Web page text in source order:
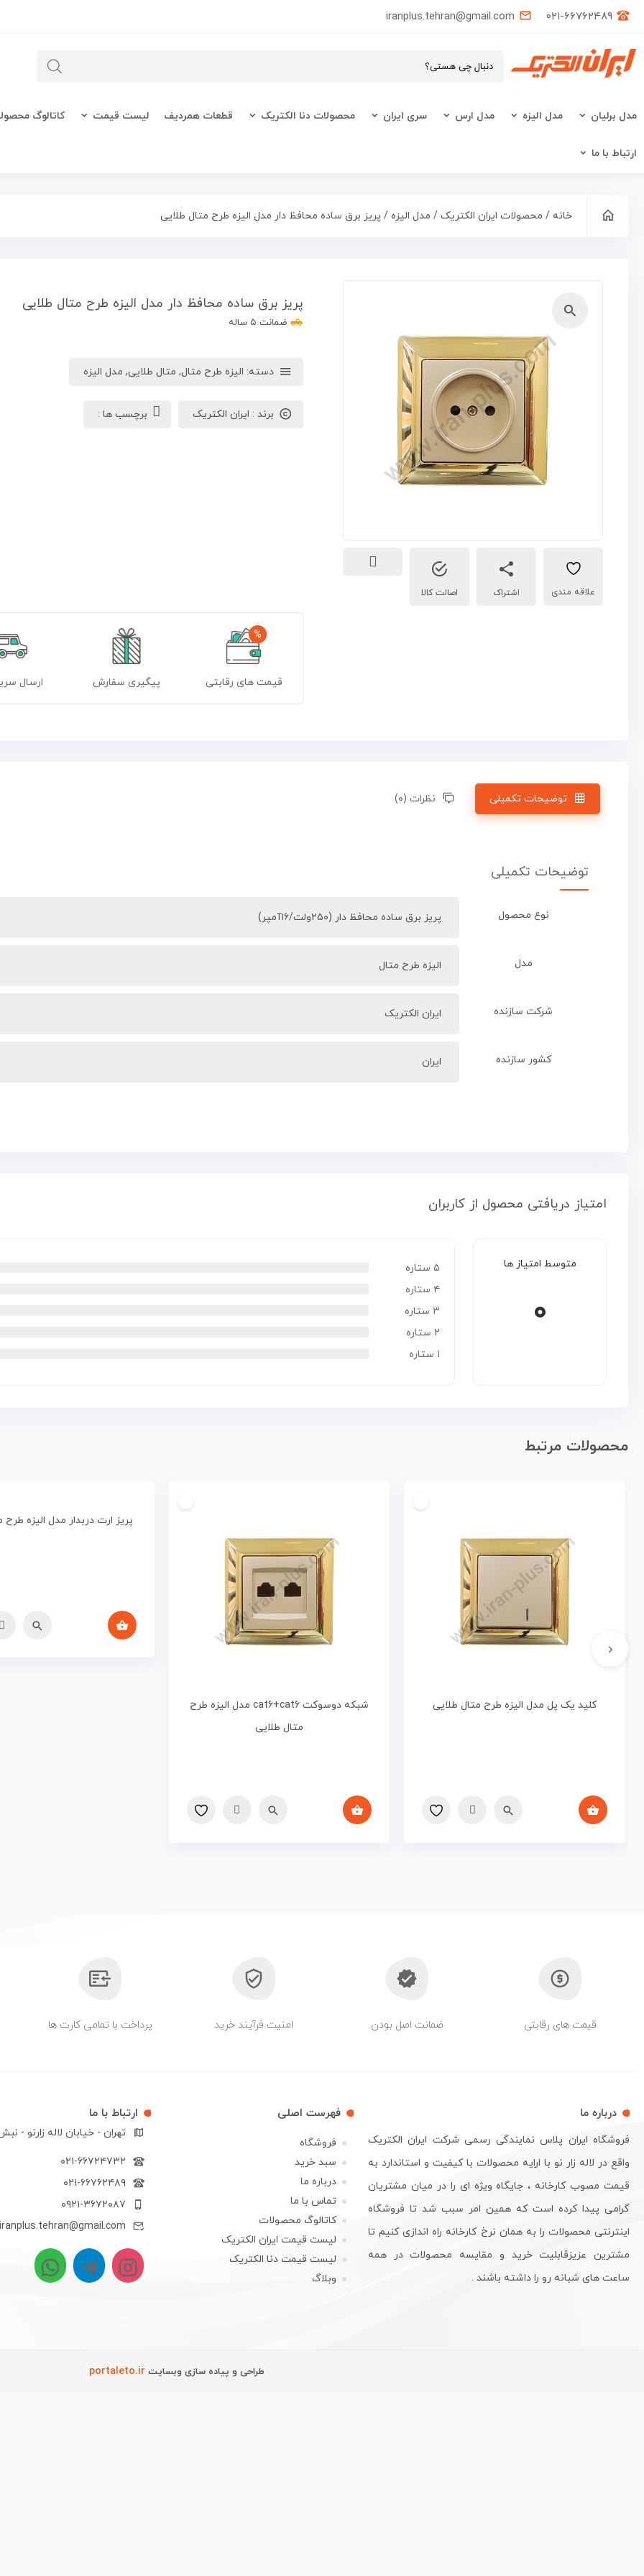
iranplus.tehran@gmail.com ۰۲۱-۶۶۷۶۲۴۸۹
مدل برلیان مدل الیزه مدل ارس سری ایران محصولات دنا الکتریک قطعات همردیف لیست قیمت کاتالوگ
ارتباط با ما
خانه / محصولات ایران الکتریک / مدل الیزه / پریز برق ساده محافظ دار مدل الیزه طرح متال طلایی
اشتراک اصالت کالا
پریز برق ساده محافظ دار مدل الیزه طرح متال طلایی
ضمانت ۵ ساله
دسته: الیزه طرح متال, متال طلایی, مدل الیزه
برند : ایران الکتریک برچسب ها :
%
قیمت های رقابتی پیگیری سفارش ارسال
توضیحات تکمیلی نظرات (۰)
توضیحات تکمیلی
نوع محصول پریز برق ساده محافظ دار (۲۵۰ولت/۱۶آمپر)
مدل الیزه طرح متال
شرکت سازنده ایران الکتریک
کشور سازنده ایران
امتیاز دریافتی محصول از کاربران
متوسط امتیاز ها
۰
۵ ستاره
۴ ستاره
۳ ستاره
۲ ستاره
۱ ستاره
محصولات مرتبط
کلید یک پل مدل الیزه طرح متال طلایی
شبکه دوسوکت cat6+cat6 مدل الیزه طرح
متال طلایی
پریز ارت دربدار مدل الیزه
‹
قیمت های رقابتی ضمانت اصل بودن امنیت فرآیند خرید پرداخت با تمامی کارت ها
درباره ما
فروشگاه ایران پلاس نمایندگی رسمی شرکت ایران الکتریک
واقع در لاله زار نو با ارایه محصولات با کیفیت و استاندارد به
قیمت مصوب کارخانه ، جایگاه ویژه ای را در میان مشتریان
گرامی پیدا کرده است که همین امر سبب شد تا فروشگاه
اینترنتی محصولات را به همان نرخ کارخانه راه اندازی کنیم تا
مشترین عزیزقابلیت خرید و مقایسه محصولات در همه
ساعت های شبانه رو را داشته باشند .
فهرست اصلی
فروشگاه
سبد خرید
درباره ما
تماس با ما
کاتالوگ محصولات
لیست قیمت ایران الکتریک
لیست قیمت دنا الکتریک
وبلاگ
ارتباط با ما
تهران - خیابان لاله زارنو -
۰۲۱-۶۶۷۲۴۷۳۲
۰۲۱-۶۶۷۶۲۴۸۹
۰۹۲۱-۳۶۷۲۰۸۷
iranplus.tehran@gmail.com
طراحی و پیاده سازی وبسایت portaleto.ir